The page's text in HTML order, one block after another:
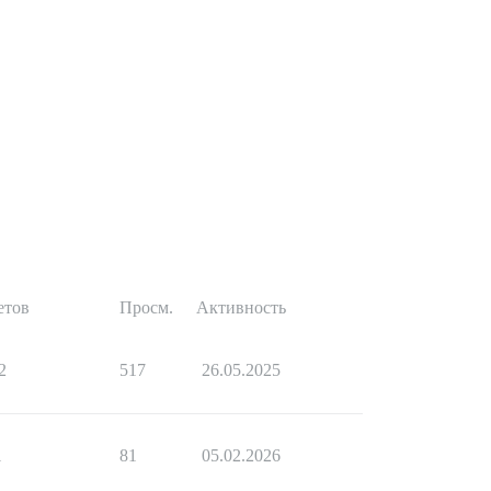
Просм. Активность
517 26.05.2025
81 05.02.2026